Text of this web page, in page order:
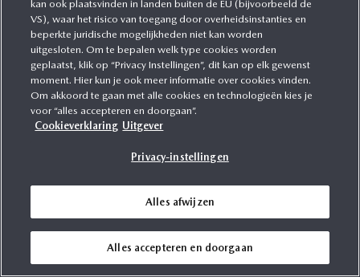
kan ook plaatsvinden in landen buiten de EU (bijvoorbeeld de
VS), waar het risico van toegang door overheidsinstanties en
beperkte juridische mogelijkheden niet kan worden
uitgesloten. Om te bepalen welk type cookies worden
geplaatst, klik op “Privacy Instellingen”, dit kan op elk gewenst
moment. Hier kun je ook meer informatie over cookies vinden.
Om akkoord te gaan met alle cookies en technologieën kies je
voor “alles accepteren en doorgaan”.
Cookieverklaring Uitgever
Privacy-instellingen
Alles afwijzen
Alles accepteren en doorgaan